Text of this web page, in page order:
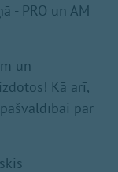
- PRO un AM
un
Kā arī,
par